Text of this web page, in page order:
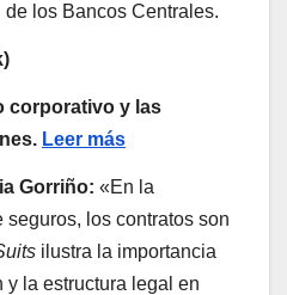
de los Bancos Centrales.
corporativo y las
Leer más
Gorriño: «En la
seguros, los contratos son
ilustra la importancia
la estructura legal en